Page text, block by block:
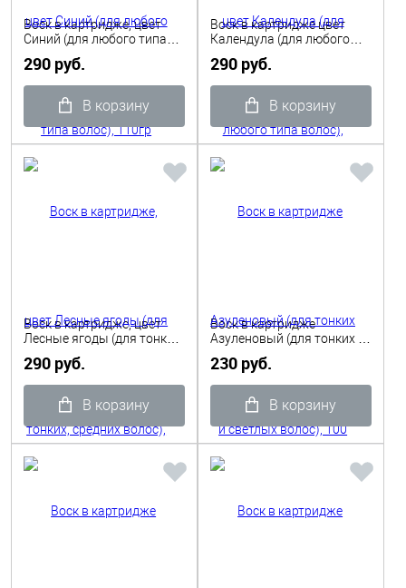
Воск в картридже, цвет
Синий (для любого типа
290 руб.
В корзину
Воск в картридже цвет
Календула (для любого
290 руб.
В корзину
Воск в картридже, цвет
Лесные ягоды (для тонких,
Depilflax
290 руб.
В корзину
Воск в картридже
Азуленовый (для тонких и
ITALWAX
230 руб.
В корзину